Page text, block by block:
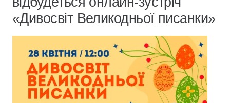
«Дивосвіт Великодньої писанки»